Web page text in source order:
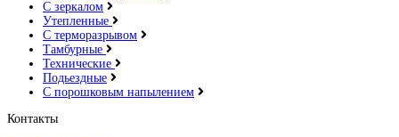
С зеркалом
Утепленные
С терморазрывом
Тамбурные
Технические
Подьездные
С порошковым напылением
Контакты